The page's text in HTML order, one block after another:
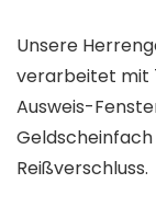
Unsere
verarbeitet mit
Ausweis-
Reißverschluss.